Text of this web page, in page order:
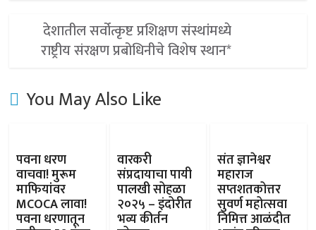
देशातील सर्वोत्कृष्ट प्रशिक्षण संस्थांमध्ये
राष्ट्रीय संरक्षण प्रबोधिनीचे विशेष स्थान*
You May Also Like
पवना धरण
वाचवा! मुरूम
माफियांवर
MCOCA लावा!
पवना धरणातून
वारकरी
संप्रदायाचा पायी
पालखी सोहळा
२०२५ – इंदोरीत
भव्य कीर्तन
संत ज्ञानेश्वर
महाराज
सप्तशतकोत्तर
सुवर्ण महोत्सवा
निमित्त आळंदीत